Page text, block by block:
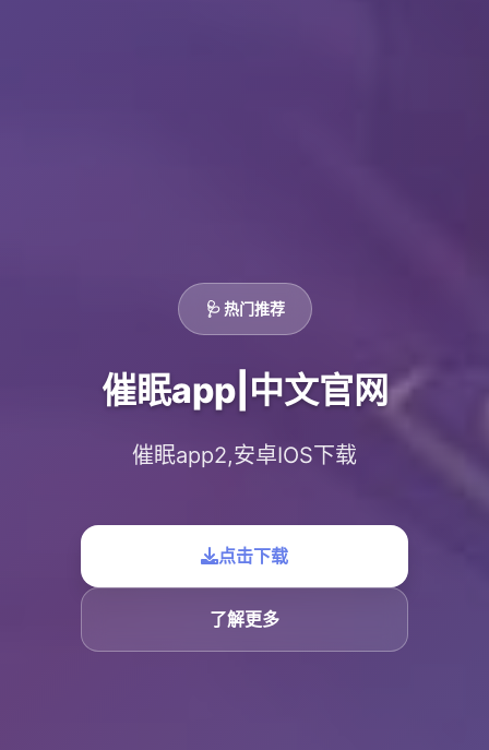
🩺 热门推荐
催眠app|中文官网
催眠app2,安卓IOS下载
点击下载
了解更多